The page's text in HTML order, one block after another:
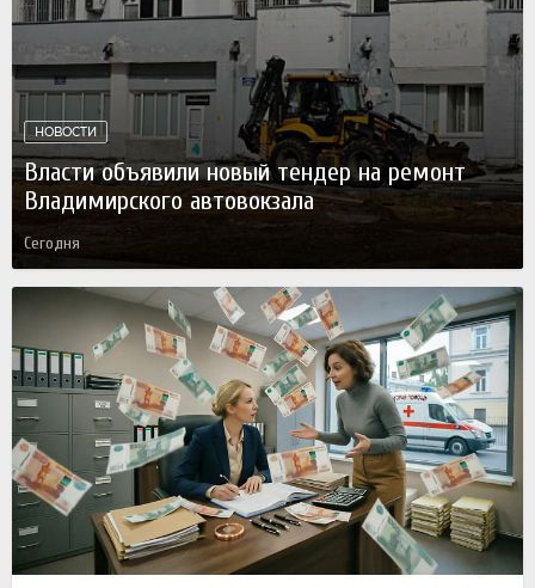
НОВОСТИ
Власти объявили новый тендер на ремонт
Владимирского автовокзала
Сегодня